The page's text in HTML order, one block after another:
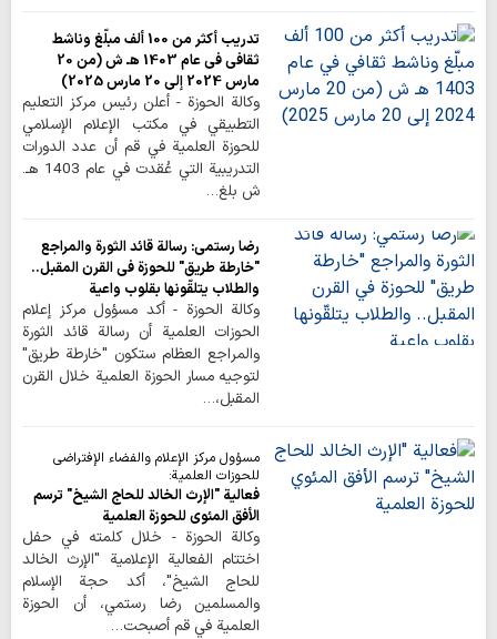
تدريب أكثر من 100 ألف مبلّغ وناشط
ثقافي في عام 1403 هـ ش (من 20
مارس 2024 إلى 20 مارس 2025)
وكالة الحوزة - أعلن رئيس مركز التعليم
التطبيقي في مكتب الإعلام الإسلامي
للحوزة العلمية في قم أن عدد الدورات
التدريبية التي عُقدت في عام 1403 هـ.
ش بلغ…
رضا رستمي: رسالة قائد الثورة والمراجع
"خارطة طريق" للحوزة في القرن المقبل..
والطلاب يتلقّونها بقلوب واعية
وكالة الحوزة - أكد مسؤول مركز إعلام
الحوزات العلمية أن رسالة قائد الثورة
والمراجع العظام ستكون "خارطة طريق"
لتوجيه مسار الحوزة العلمية خلال القرن
المقبل،…
مسؤول مركز الإعلام والفضاء الإفتراضي
للحوزات العلمية:
فعالية "الإرث الخالد للحاج الشيخ" ترسم
الأفق المئوي للحوزة العلمية
وكالة الحوزة - خلال كلمته في حفل
اختتام الفعالية الإعلامية "الإرث الخالد
للحاج الشيخ"، أكد حجة الإسلام
والمسلمين رضا رستمي، أن الحوزة
العلمية في قم أصبحت…